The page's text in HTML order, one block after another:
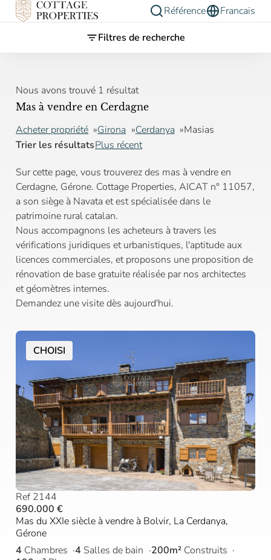
Référence
Francais
Filtres de recherche
Nous avons trouvé 1 résultat
Mas à vendre en Cerdagne
Acheter propriété Girona Cerdanya
Masias
Trier les résultatsPlus récent
Sur cette page, vous trouverez des mas à vendre en
Cerdagne, Gérone. Cottage Properties, AICAT n° 11057,
a son siège à Navata et est spécialisée dans le
patrimoine rural catalan.
Nous accompagnons les acheteurs à travers les
vérifications juridiques et urbanistiques, l'aptitude aux
licences commerciales, et proposons une proposition de
rénovation de base gratuite réalisée par nos architectes
et géomètres internes.
Demandez une visite dès aujourd'hui.
CHOISI
Ref 2144
690.000 €
Mas du XXIe siècle à vendre à Bolvir, La Cerdanya,
Gérone
4 Chambres 4 Salles de bain 200m² Construits